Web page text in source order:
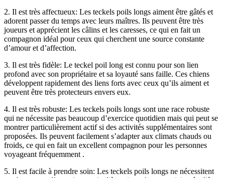
2. Il est très affectueux: Les teckels poils longs aiment être gâtés et
adorent passer du temps avec leurs maîtres. Ils peuvent être très
joueurs et apprécient les câlins et les caresses, ce qui en fait un
compagnon idéal pour ceux qui cherchent une source constante
d’amour et d’affection.
3. Il est très fidèle: Le teckel poil long est connu pour son lien
profond avec son propriétaire et sa loyauté sans faille. Ces chiens
développent rapidement des liens forts avec ceux qu’ils aiment et
peuvent être très protecteurs envers eux.
4. Il est très robuste: Les teckels poils longs sont une race robuste
qui ne nécessite pas beaucoup d’exercice quotidien mais qui peut se
montrer particulièrement actif si des activités supplémentaires sont
proposées. Ils peuvent facilement s’adapter aux climats chauds ou
froids, ce qui en fait un excellent compagnon pour les personnes
voyageant fréquemment .
5. Il est facile à prendre soin: Les teckels poils longs ne nécessitent